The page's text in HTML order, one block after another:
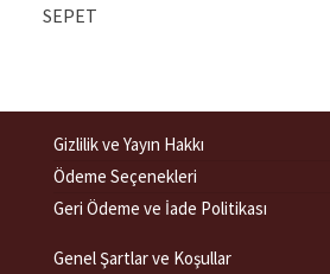
SEPET
Gizlilik ve Yayın Hakkı
Ödeme Seçenekleri
Geri Ödeme ve İade Politikası
Genel Şartlar ve Koşullar